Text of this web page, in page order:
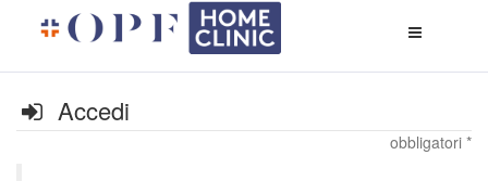
di
Accedi
obbligatori *